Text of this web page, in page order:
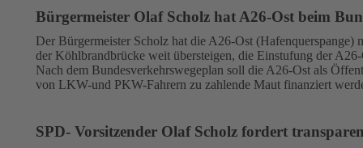
Bürgermeister Olaf Scholz hat A26-Ost beim
Der Bürgermeister Scholz hat die A26-Ost
der Köhlbrandbrücke weit übersteigen, die Einstufung der
Nach dem Bundesverkehrswegeplan soll die A26-Ost als
von LKW-und PKW-Fahrern zu zahlende Maut finanziert
SPD- Vorsitzender Olaf Scholz fordert